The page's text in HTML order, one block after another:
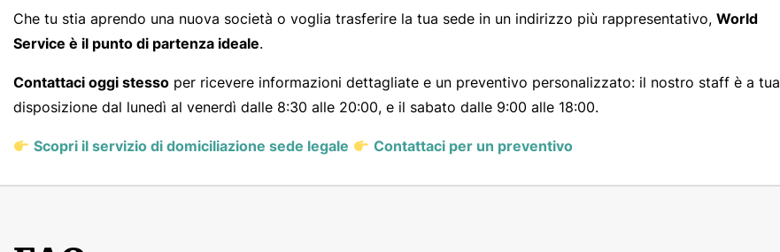
Che tu stia aprendo una nuova società o voglia trasferire la tua sede in un indirizzo più rappresentativo, World
Service è il punto di partenza ideale.
Contattaci oggi stesso per ricevere informazioni dettagliate e un preventivo personalizzato: il nostro staff è a tua
disposizione dal lunedì al venerdì dalle 8:30 alle 20:00, e il sabato dalle 9:00 alle 18:00.
Scopri il servizio di domiciliazione sede legale Contattaci per un preventivo